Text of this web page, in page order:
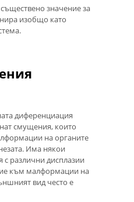
значение за
изобщо като
диференциация
смущения, които
на органите
Има някои
с различни дисплазии
към малформации на
вид често е